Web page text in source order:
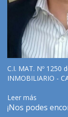
C.I. MAT. Nº 1250
INMOBILIARIO -
Leer más
¡Nos podes